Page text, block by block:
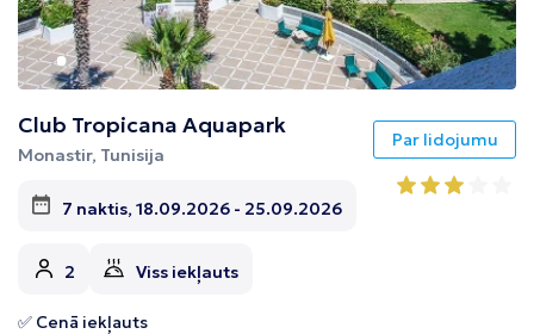
Club Tropicana Aquapark
Monastir, Tunisija
7 naktis, 18.09.2026 - 25.09.2026
2 Viss iekļauts
✅ Cenā iekļauts
Par lidojumu